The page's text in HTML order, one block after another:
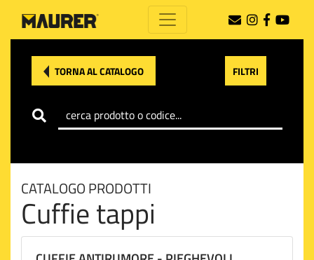
TORNA AL CATALOGO FILTRI
CATALOGO PRODOTTI
Cuffie tappi